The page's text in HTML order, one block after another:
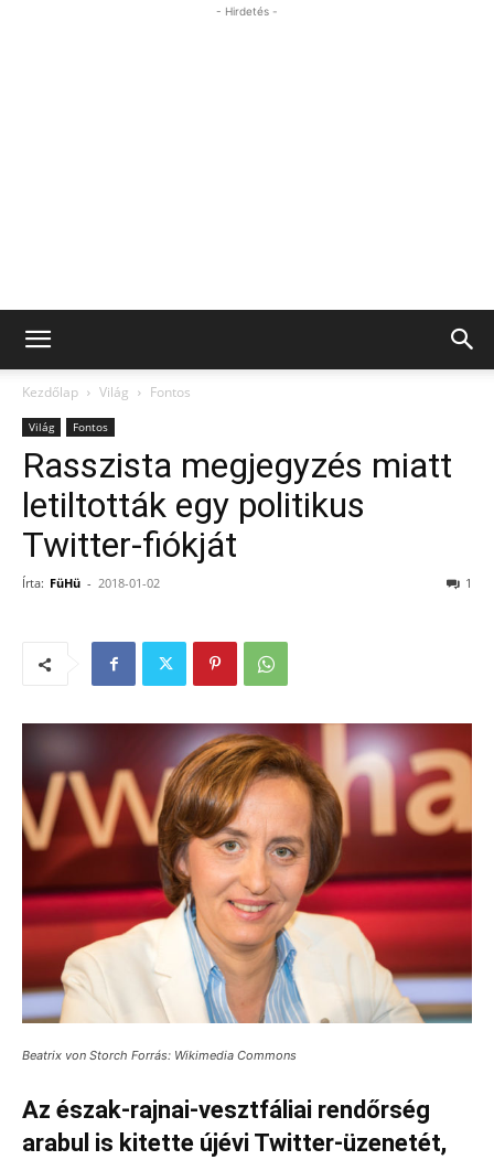
- Hirdetés -
Kezdőlap Világ Fontos
Világ Fontos
Rasszista megjegyzés miatt
letiltották egy politikus
Twitter-fiókját
Írta: FüHü - 2018-01-02 1
Beatrix von Storch Forrás: Wikimedia Commons
Az észak-rajnai-vesztfáliai rendőrség
arabul is kitette újévi Twitter-üzenetét,